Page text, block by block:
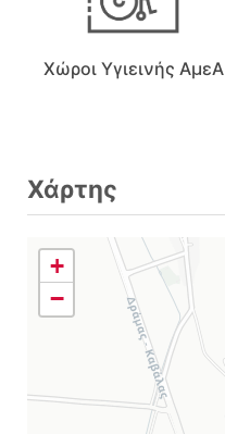
Χώροι Υγιεινής ΑμεΑ
Χάρτης
+
−